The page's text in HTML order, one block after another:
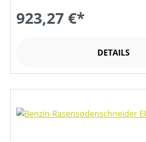
923,27 €*
DETAILS